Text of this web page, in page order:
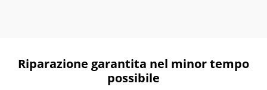
Riparazione garantita nel minor tempo
possibile